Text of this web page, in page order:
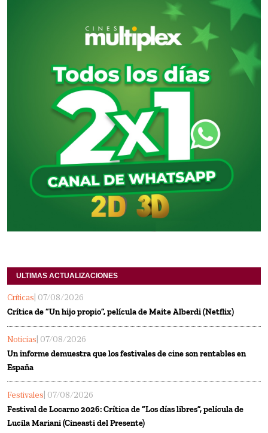
ULTIMAS ACTUALIZACIONES
Críticas | 07/08/2026
Crítica de “Un hijo propio”, película de Maite Alberdi (Netflix)
Noticias | 07/08/2026
Un informe demuestra que los festivales de cine son rentables en
España
Festivales | 07/08/2026
Festival de Locarno 2026: Crítica de “Los días libres”, película de
Lucila Mariani (Cineasti del Presente)